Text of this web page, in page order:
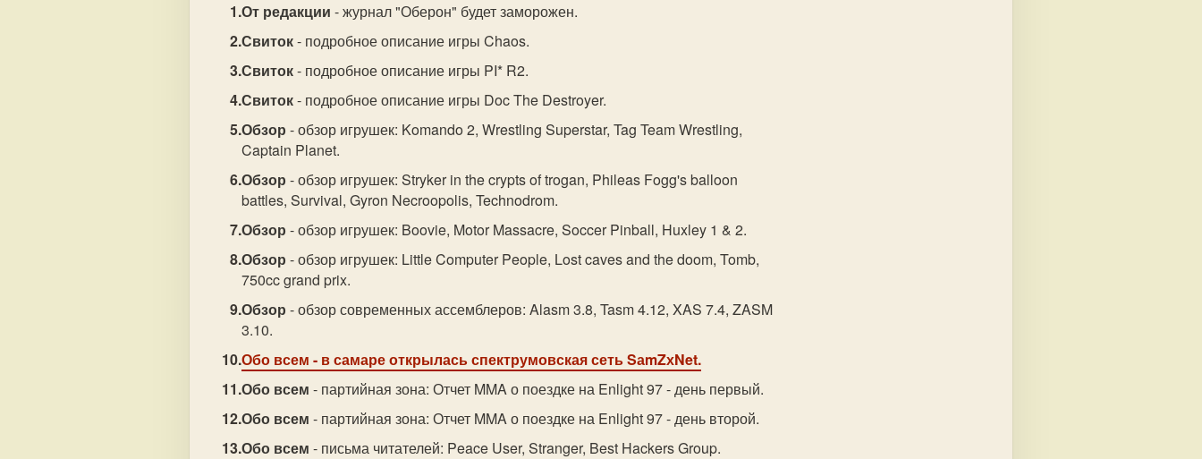
От редакции - журнал "Оберон" будет заморожен.
Свиток- подробное описание игры Chaos.
Свиток- подробное описание игры PI* R2.
Свиток- подробное описание игры Doc The Destroyer.
Обзор - обзор игрушек: Komando 2, Wrestling Superstar, Tag Team Wrestling,
Captain Planet.
Обзор - обзор игрушек: Stryker in the crypts of trogan, Phileas Fogg's balloon
battles, Survival, Gyron Necroopolis, Technodrom.
Обзор - обзор игрушек: Boovie, Motor Massacre, Soccer Pinball, Huxley 1 & 2.
Обзор - обзор игрушек: Little Computer People, Lost caves and the doom, Tomb,
750cc grand prix.
Обзор - обзор современных ассемблеров: Alasm 3.8, Tasm 4.12, XAS 7.4, ZASM
3.10.
Обо всем - в самаре открылась спектрумовская сеть SаmZхNet.
Обо всем - партийная зона: Отчет MMA о поездке на Enlight 97 - день первый.
Обо всем - партийная зона: Отчет MMA о поездке на Enlight 97 - день второй.
Обо всем - письма читателей: Peace User, Stranger, Best Hackers Group.